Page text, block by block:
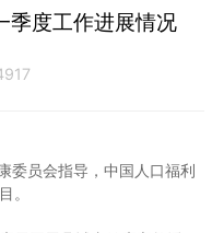
季度工作进展情况
委员会指导，中国人口福利
。